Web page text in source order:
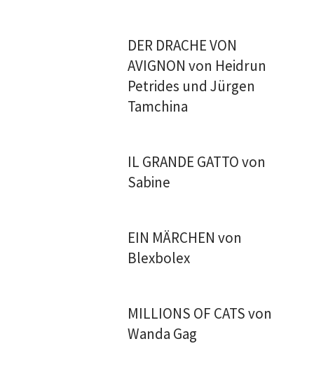
DER DRACHE VON
AVIGNON von Heidrun
Petrides und Jürgen
Tamchina
IL GRANDE GATTO von
Sabine
EIN MÄRCHEN von
Blexbolex
MILLIONS OF CATS von
Wanda Gag